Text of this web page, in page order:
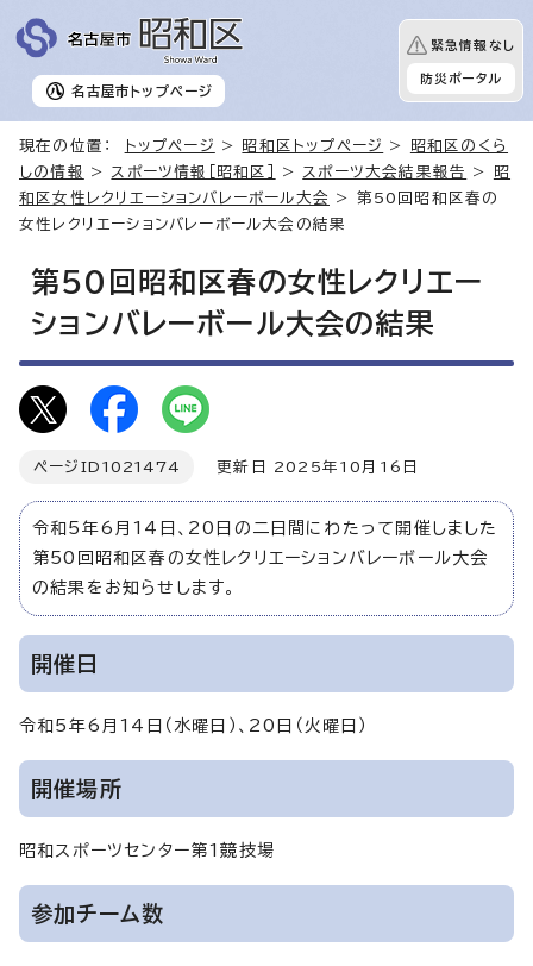
名古屋市 トップページ
緊急情報なし
防災ポータル
現在の位置： トップページ > 昭和区トップページ >
昭和区のくら
しの情報
> スポーツ情報［昭和区］ > スポーツ大会結果報告 >
昭
和区女性レクリエーションバレーボール大会
> 第50回昭和区春の
女性レクリエーションバレーボール大会の結果
第50回昭和区春の女性レクリエー
ションバレーボール大会の結果
ページID 1021474 更新日 2025年10月16日
令和5年6月14日、20日の二日間にわたって開催しました
第50回昭和区春の女性レクリエーションバレーボール大会
の結果をお知らせします。
開催日
令和5年6月14日（水曜日）、20日（火曜日）
開催場所
昭和スポーツセンター第1競技場
参加チーム数